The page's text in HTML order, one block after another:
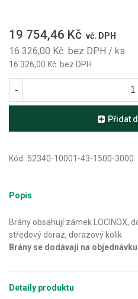
19 754,46 Kč vč. DPH
16 326,00 Kč bez DPH / ks
16 326,00 Kč bez DPH
-
Přidat
Kód: 52340-10001-43-1500-3000
Popis
Brány obsahují zámek LOCINOX,
středový doraz, dorazový kolik
Brány se dodávají na objednávku
Detaily produktu